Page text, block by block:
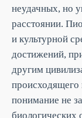
неудачных, но
расстоянии.
и культурной
достижений,
другим
понимание не
биологических